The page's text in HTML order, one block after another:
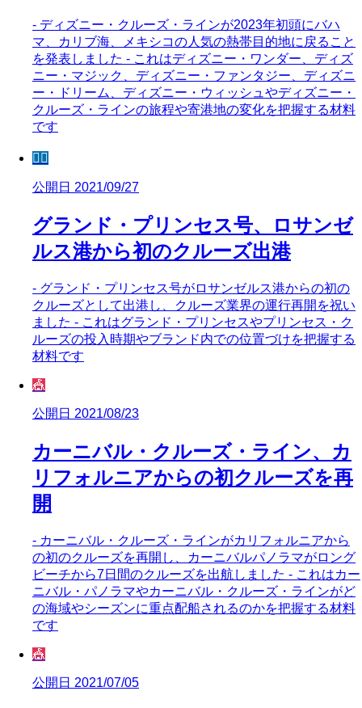
- ディズニー・クルーズ・ラインが2023年初頭にバハ
マ、カリブ海、メキシコの人気の熱帯目的地に戻ること
を発表しました - これはディズニー・ワンダー、ディズ
ニー・マジック、ディズニー・ファンタジー、ディズニ
ー・ドリーム、ディズニー・ウィッシュやディズニー・
クルーズ・ラインの旅程や寄港地の変化を把握する材料
です
🧜‍♀️
公開日 2021/09/27
グランド・プリンセス号、ロサンゼ
ルス港から初のクルーズ出港
- グランド・プリンセス号がロサンゼルス港からの初の
クルーズとして出港し、クルーズ業界の運行再開を祝い
ました - これはグランド・プリンセスやプリンセス・ク
ルーズの投入時期やブランド内での位置づけを把握する
材料です
🎪
公開日 2021/08/23
カーニバル・クルーズ・ライン、カ
リフォルニアからの初クルーズを再
開
- カーニバル・クルーズ・ラインがカリフォルニアから
の初のクルーズを再開し、カーニバルパノラマがロング
ビーチから7日間のクルーズを出航しました - これはカー
ニバル・パノラマやカーニバル・クルーズ・ラインがど
の海域やシーズンに重点配船されるのかを把握する材料
です
🎪
公開日 2021/07/05